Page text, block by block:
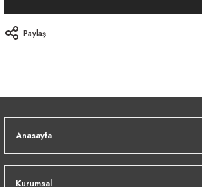
Paylaş
Anasayfa
Kurumsal